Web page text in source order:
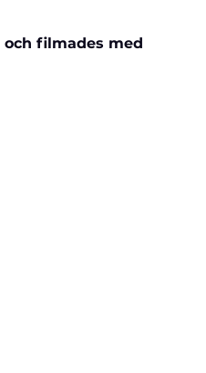
och filmades med